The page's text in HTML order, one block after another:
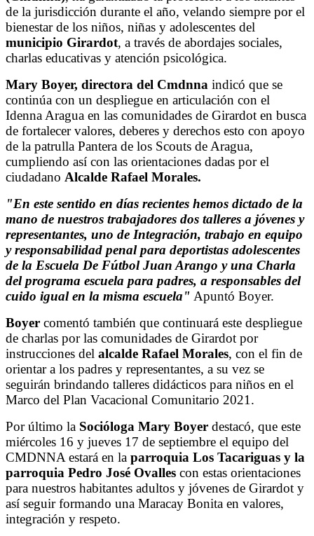
de la jurisdicción durante el año, velando siempre por el
bienestar de los niños, niñas y adolescentes del
municipio Girardot, a través de abordajes sociales,
charlas educativas y atención psicológica.
Mary Boyer, directora del Cmdnna indicó que se
continúa con un despliegue en articulación con el
Idenna Aragua en las comunidades de Girardot en busca
de fortalecer valores, deberes y derechos esto con apoyo
de la patrulla Pantera de los Scouts de Aragua,
cumpliendo así con las orientaciones dadas por el
ciudadano Alcalde Rafael Morales.
"En este sentido en días recientes hemos dictado de la
mano de nuestros trabajadores dos talleres a jóvenes y
representantes, uno de Integración, trabajo en equipo
y responsabilidad penal para deportistas adolescentes
de la Escuela De Fútbol Juan Arango y una Charla
del programa escuela para padres, a responsables del
cuido igual en la misma escuela" Apuntó Boyer.
Boyer comentó también que continuará este despliegue
de charlas por las comunidades de Girardot por
instrucciones del alcalde Rafael Morales, con el fin de
orientar a los padres y representantes, a su vez se
seguirán brindando talleres didácticos para niños en el
Marco del Plan Vacacional Comunitario 2021.
Por último la Socióloga Mary Boyer destacó, que este
miércoles 16 y jueves 17 de septiembre el equipo del
CMDNNA estará en la parroquia Los Tacariguas y la
parroquia Pedro José Ovalles con estas orientaciones
para nuestros habitantes adultos y jóvenes de Girardot y
así seguir formando una Maracay Bonita en valores,
integración y respeto.